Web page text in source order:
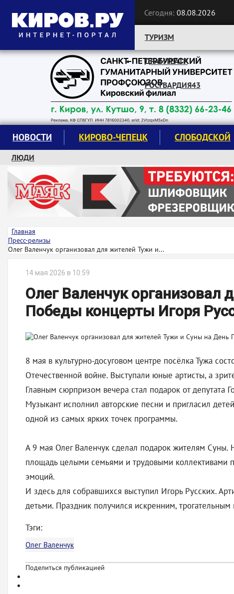
Сегодня: 08.08.2026
Следите за новостями:
ТУРИЗМ
ДРАМТЕАТР
РОСГВАРДИЯ43
НОВОСТИ КИРОВО-ЧЕПЕЦК СЛОБОДСКОЙ
ЛЮДИ
КРУЖКИ И СЕКЦИИ
ЗАВОДУ "МАЯК" 85 ЛЕТ
ЭКОЛОГИЯ
Главная
Пресс-релизы
Олег Валенчук организовал для жителей Тужи и...
14 мая 2026 в 10:59
Олег Валенчук
Победы концерты Игоря
8 мая в культурно-досуговом центре посёлка Тужа
Отечественной войне. Выступали юные артисты, а
Главным сюрпризом вечера стал подарок от депутата
Музыкант исполнил авторские песни и пригласил
одной из самых ярких точек программы.
А 9 мая Олег Валенчук сделал подарок жителям
площадь целыми семьями и трудовыми коллективами
эмоций.
И здесь для собравшихся выступил Игорь Русских.
детьми. Праздник получился искренним,
Тэги:
Олег Валенчук
Поделиться публикацией